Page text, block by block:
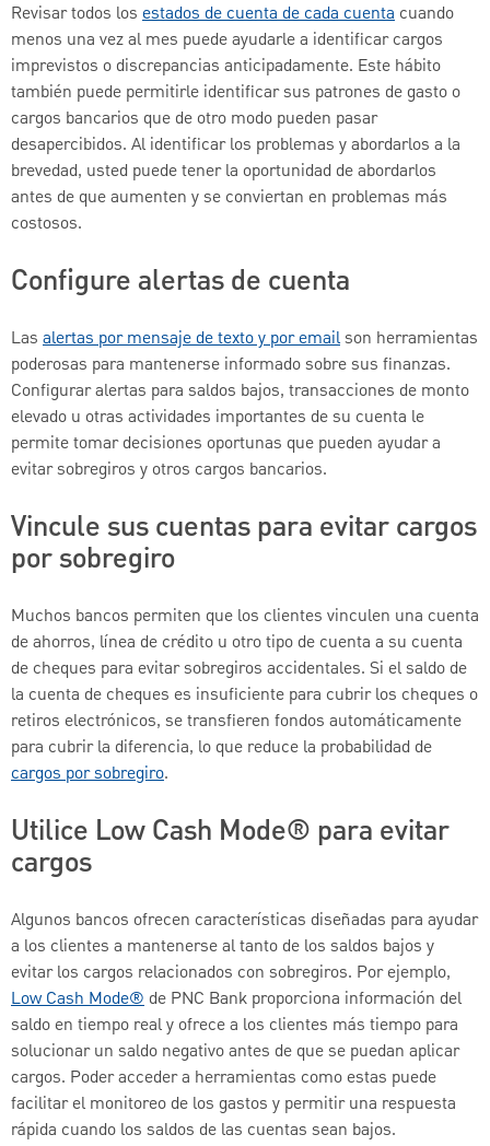
Revisar todos los estados de cuenta de cada cuenta cuando
menos una vez al mes puede ayudarle a identificar cargos
imprevistos o discrepancias anticipadamente. Este hábito
también puede permitirle identificar sus patrones de gasto o
cargos bancarios que de otro modo pueden pasar
desapercibidos. Al identificar los problemas y abordarlos a la
brevedad, usted puede tener la oportunidad de abordarlos
antes de que aumenten y se conviertan en problemas más
costosos.
Configure alertas de cuenta
Las alertas por mensaje de texto y por emailson herramientas
poderosas para mantenerse informado sobre sus finanzas.
Configurar alertas para saldos bajos, transacciones de monto
elevado u otras actividades importantes de su cuenta le
permite tomar decisiones oportunas que pueden ayudar a
evitar sobregiros y otros cargos bancarios.
Vincule sus cuentas para evitar cargos
por sobregiro
Muchos bancos permiten que los clientes vinculen una cuenta
de ahorros, línea de crédito u otro tipo de cuenta a su cuenta
de cheques para evitar sobregiros accidentales. Si el saldo de
la cuenta de cheques es insuficiente para cubrir los cheques o
retiros electrónicos, se transfieren fondos automáticamente
para cubrir la diferencia, lo que reduce la probabilidad de
cargos por sobregiro.
Utilice Low Cash Mode® para evitar
cargos
Algunos bancos ofrecen características diseñadas para ayudar
a los clientes a mantenerse al tanto de los saldos bajos y
evitar los cargos relacionados con sobregiros. Por ejemplo,
Low Cash Mode® de PNC Bank proporciona información del
saldo en tiempo real y ofrece a los clientes más tiempo para
solucionar un saldo negativo antes de que se puedan aplicar
cargos. Poder acceder a herramientas como estas puede
facilitar el monitoreo de los gastos y permitir una respuesta
rápida cuando los saldos de las cuentas sean bajos.